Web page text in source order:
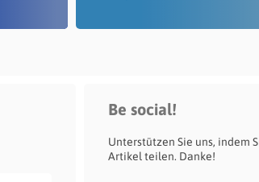
Be social!
Unterstützen Sie uns, indem
Artikel teilen. Danke!